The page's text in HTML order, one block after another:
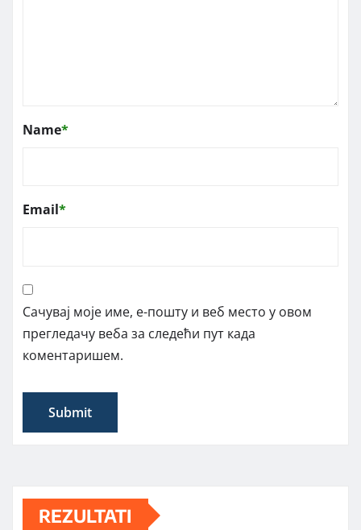
Name*
Email*
Сачувај моје име, е-пошту и веб место у овом
прегледачу веба за следећи пут када
коментаришем.
REZULTATI